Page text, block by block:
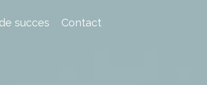
succes Contact